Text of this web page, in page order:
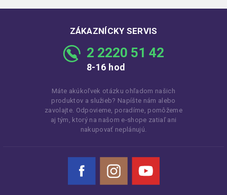
ZÁKAZNÍCKY SERVIS
2 2220 51 42
8-16 hod
Máte akúkoľvek otázku ohľadom našich
produktov a služieb? Napíšte nám alebo
zavolajte. Odpovieme, poradíme, pomôžeme
aj tým, ktorý na našom e-shope zatiaľ ani
nakupovať neplánujú.
Facebook Instagram YouTube